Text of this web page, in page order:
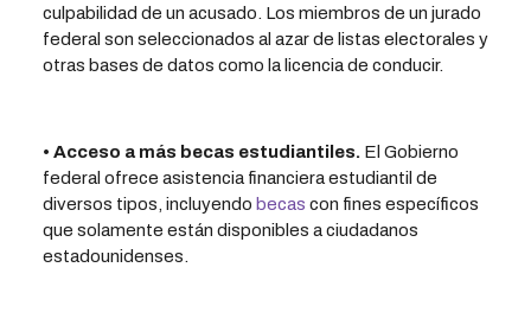
culpabilidad de un acusado. Los miembros de un jurado
federal son seleccionados al azar de listas electorales y
otras bases de datos como la licencia de conducir.
• Acceso a más becas estudiantiles. El Gobierno
federal ofrece asistencia financiera estudiantil de
diversos tipos, incluyendo becas con fines específicos
que solamente están disponibles a ciudadanos
estadounidenses.